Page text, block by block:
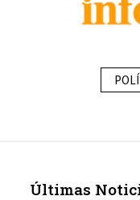
Últimas